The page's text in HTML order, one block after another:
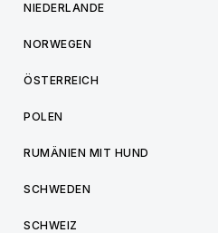
NIEDERLANDE
NORWEGEN
ÖSTERREICH
POLEN
RUMÄNIEN MIT HUND
SCHWEDEN
SCHWEIZ